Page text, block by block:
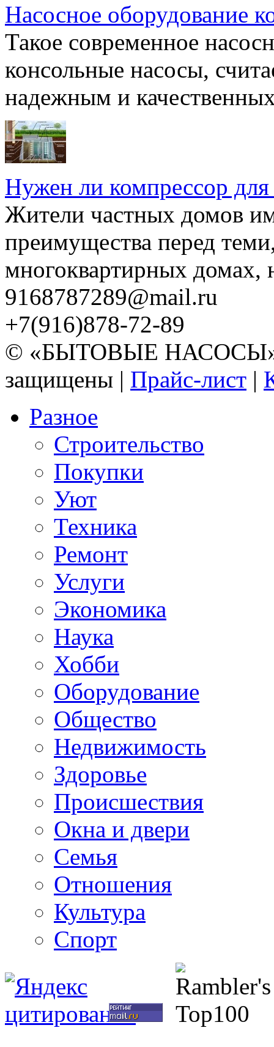
Насосное оборудование
Такое современное
консольные насосы,
надежным и
Нужен ли компрессор для
Жители частных домов
преимущества перед
многоквартирных домах,
9168787289@mail.ru
+7(916)878-72-89
© «БЫТОВЫЕ НАСОСЫ»
защищены | Прайс-лист |
Разное
Строительство
Покупки
Уют
Техника
Ремонт
Услуги
Экономика
Наука
Хобби
Оборудование
Общество
Недвижимость
Здоровье
Происшествия
Окна и двери
Семья
Отношения
Культура
Спорт